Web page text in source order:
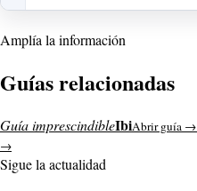
Amplía la información
Guías relacionadas
Guía imprescindibleIbiAbrir guía →
→
Sigue la actualidad